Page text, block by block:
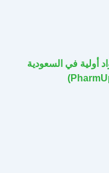
أولية في السعودية